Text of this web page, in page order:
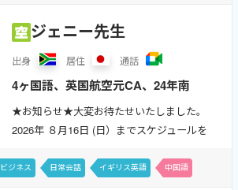
話す...ジェニー先生
出身 居住 通話
4ヶ国語、英国航空元CA、24年南
ア育ち台湾生まれ、初級〜上級、キ
ッズ〜大人までウェルカム! I will
to have en...
★お知らせ★大変お待たせいたしました。
2026年 ８月16日 (日）までスケジュールを
す♪ ★スケジュールは随時見直しておりま
ビジネス 日常会話 イギリス英語 中国語